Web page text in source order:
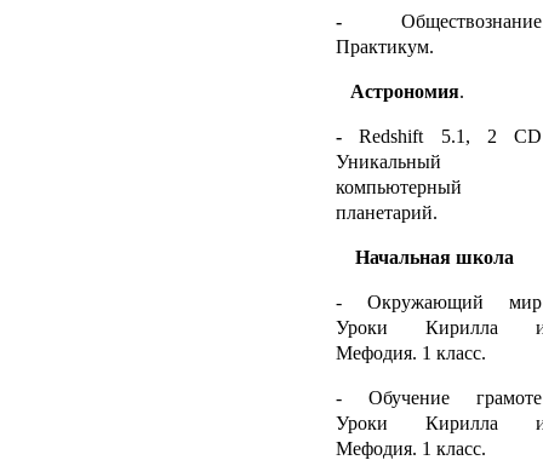
-
Практикум.
Астрономия.
-Redshift 5.1, 2CD
Уникальный
компьютерный
планетарий.
Начальная школа
- Окружающий
Уроки Кирилла
Мефодия. 1 класс.
- Обучение
Уроки Кирилла
Мефодия. 1 класс.